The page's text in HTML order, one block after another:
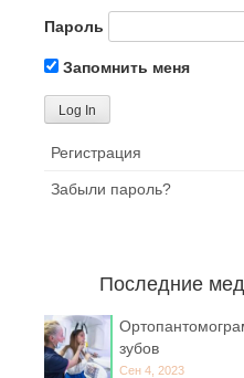
Пароль
Запомнить меня
Регистрация
Забыли пароль?
Последние
зубов
Сен 4, 2023